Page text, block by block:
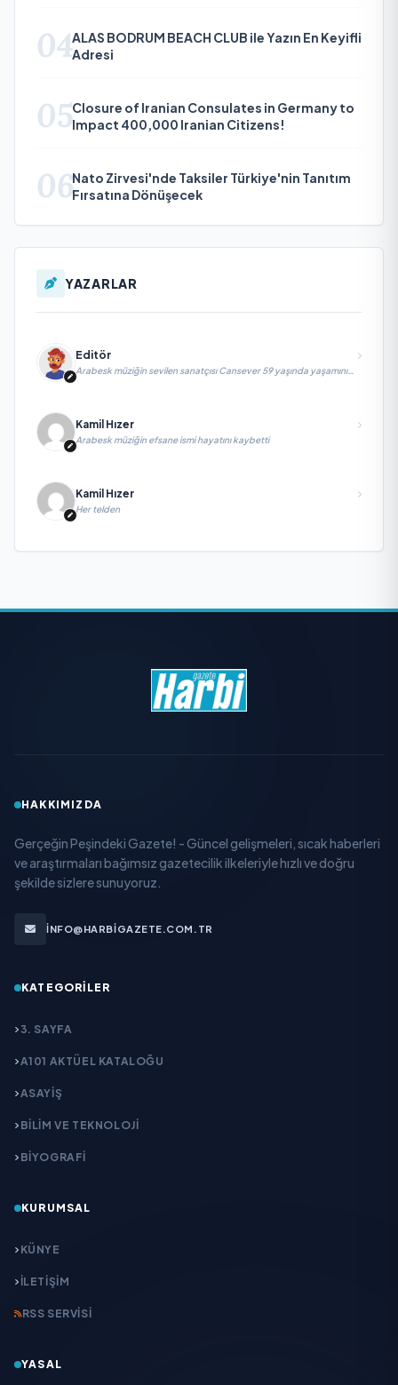
04ALAS BODRUM BEACH CLUB ile Yazın En Keyifli
Adresi
05Closure of Iranian Consulates in Germany to
Impact 400,000 Iranian Citizens!
06Nato Zirvesi'nde Taksiler Türkiye'nin Tanıtım
Fırsatına Dönüşecek
YAZARLAR
Editör
Arabesk müziğin sevilen sanatçısı Cansever 59 yaşında yaşamını
Kamil Hızer
Arabesk müziğin efsane ismi hayatını kaybetti
Kamil Hızer
Her telden
HAKKIMIZDA
Gerçeğin Peşindeki Gazete! - Güncel gelişmeleri, sıcak haberleri
ve araştırmaları bağımsız gazetecilik ilkeleriyle hızlı ve doğru
şekilde sizlere sunuyoruz.
INFO@HARBIGAZETE.COM.TR
KATEGORILER
3. SAYFA
A101 AKTÜEL KATALOĞU
ASAYİŞ
BİLİM VE TEKNOLOJİ
BİYOGRAFİ
KURUMSAL
KÜNYE
İLETIŞIM
RSS SERVISI
YASAL